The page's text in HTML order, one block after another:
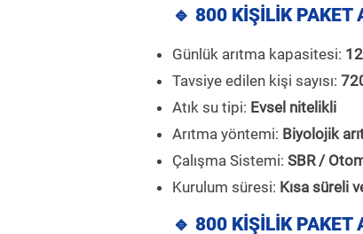
🔹 800 KİŞİLİK PAKET
Günlük arıtma kapasitesi:
Tavsiye edilen kişi sayısı:
Atık su tipi: Evsel nitelikli
Arıtma yöntemi: Biyolojik
Çalışma Sistemi: SBR /
Kurulum süresi: Kısa süreli
🔹 800 KİŞİLİK PAKET